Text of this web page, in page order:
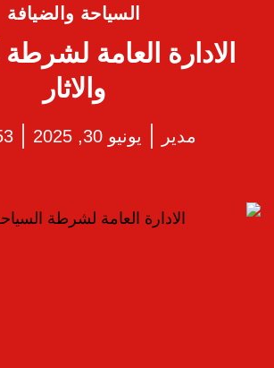
السياحة والضيافة
الادارة العامة
والاثار
مدير يونيو 30, 2025